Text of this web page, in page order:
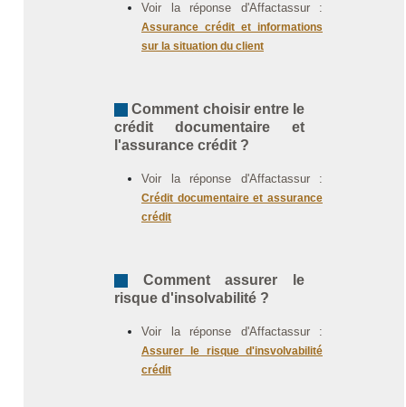
Voir la réponse d'Affactassur :
Assurance crédit et informations
sur la situation du client
Comment choisir entre le
crédit documentaire et
l'assurance crédit ?
Voir la réponse d'Affactassur :
Crédit documentaire et assurance
crédit
Comment assurer le
risque d'insolvabilité ?
Voir la réponse d'Affactassur :
Assurer le risque d'insvolvabilité
crédit